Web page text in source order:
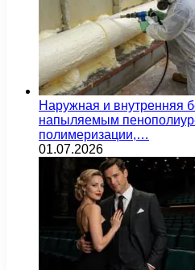
Наружная и внутренняя
напыляемым
полимеризации,…
01.07.2026